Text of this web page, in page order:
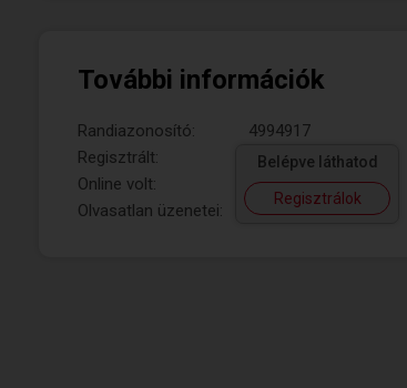
További információk
Randiazonosító:
4994917
Regisztrált:
Online volt:
Olvasatlan üzenetei:
Belépve láthatod
Regisztrálok